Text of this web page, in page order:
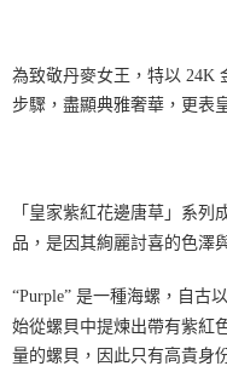
為致敬丹麥女王，特以 24K
步驟，盡顯典雅奢華，更表
「皇家紫紅花邊唐草」系
品，是因其絢麗討喜的色澤
“Purple” 是一種海螺，自古
始從螺貝中提煉出帶有紫紅
量的螺貝，因此只有高貴身